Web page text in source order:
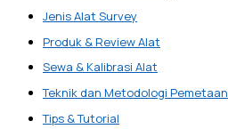
Jenis Alat Survey
Produk & Review Alat
Sewa & Kalibrasi Alat
Teknik dan Metodologi Pemetaan
Tips & Tutorial